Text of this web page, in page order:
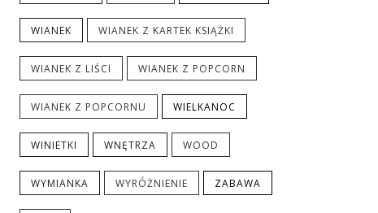
WIANEK WIANEK Z KARTEK KSIĄŻKI
WIANEK Z LIŚCI WIANEK Z POPCORN
WIANEK Z POPCORNU WIELKANOC
WINIETKI WNĘTRZA WOOD
WYMIANKA WYRÓŻNIENIE ZABAWA